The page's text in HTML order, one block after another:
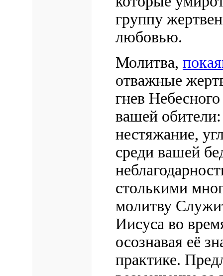
группу
любовью.
Молитва,
отважные
гнев
вашей
нестяжание,
среди вашей
столькими
молитву
Иисуса во
осознавая её
практике.